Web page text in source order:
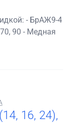
- БрАЖ9-4
90 - Медная
16, 24),